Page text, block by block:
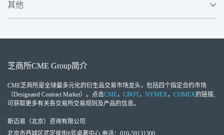
其他
芝商所CME Group简介
CME芝商所是全球最多元化的衍生品交易市场龙头，包括四个指定合约市场
（Designated Contract Market）。点击CME， CBOT， NYMEX， COMEX的链接,
可获取更多有关各交易所交易规则及产品的信息。
斯迈易（北京）咨询有限公司
北京市西城区武定侯街6号卓著中心 电话：010-59131300